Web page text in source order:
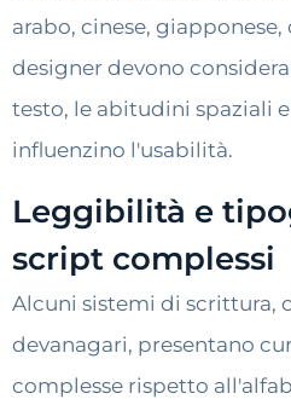
arabo, cinese,
designer devono
testo, le abitudini spaziali
influenzino l'usabilità.
Leggibilità e
script complessi
Alcuni sistemi di scrittura,
devanagari, presentano
complesse rispetto